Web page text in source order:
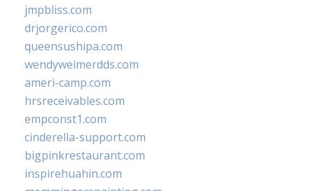
jmpbliss.com
drjorgerico.com
queensushipa.com
wendyweimerdds.com
ameri-camp.com
hrsreceivables.com
empconst1.com
cinderella-support.com
bigpinkrestaurant.com
inspirehuahin.com